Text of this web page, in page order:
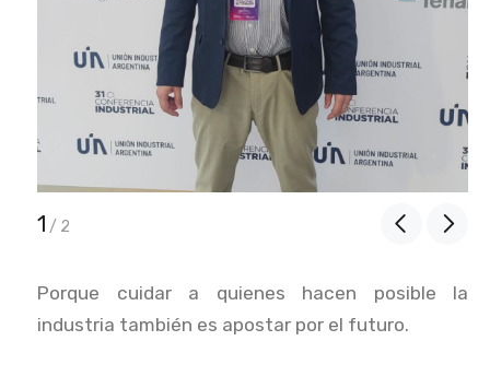
1 / 2
Porque cuidar a quienes hacen posible la
industria también es apostar por el futuro.